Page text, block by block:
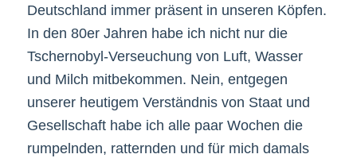
Deutschland immer präsent in unseren Köpfen.
In den 80er Jahren habe ich nicht nur die
Tschernobyl-Verseuchung von Luft, Wasser
und Milch mitbekommen. Nein, entgegen
unserer heutigem Verständnis von Staat und
Gesellschaft habe ich alle paar Wochen die
rumpelnden, ratternden und für mich damals